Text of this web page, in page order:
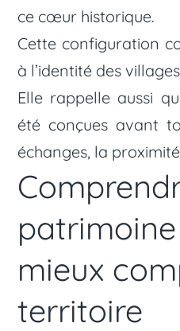
ce cœur historique.
Cette configuration
à l’identité des
Elle rappelle aussi
été conçues avant
échanges, la
mieux
territoire